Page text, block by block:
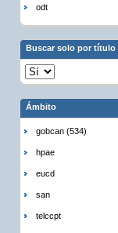
odt
Buscar solo por título
Ámbito
gobcan (534)
hpae
eucd
san
telccpt